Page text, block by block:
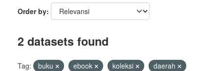
Order by
2 datasets found
Tag: buku ebook koleksi
daerah